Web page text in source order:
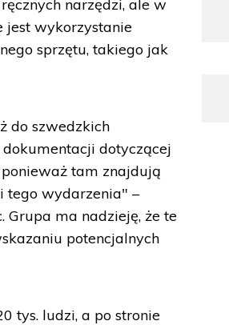
narzędzi, ale w
jest wykorzystanie
sprzętu, takiego jak
do szwedzkich
dotyczącej
tam znajdują
tego wydarzenia" –
Grupa ma nadzieję, że te
potencjalnych
tys. ludzi, a po stronie